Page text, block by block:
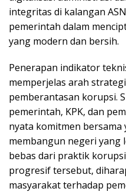
integritas di kalangan
pemerintah dalam
yang modern dan bersih.
Penerapan indikator
memperjelas arah
pemberantasan korupsi.
pemerintah, KPK, dan
nyata komitmen
membangun negeri yang
bebas dari praktik
progresif tersebut,
masyarakat terhadap